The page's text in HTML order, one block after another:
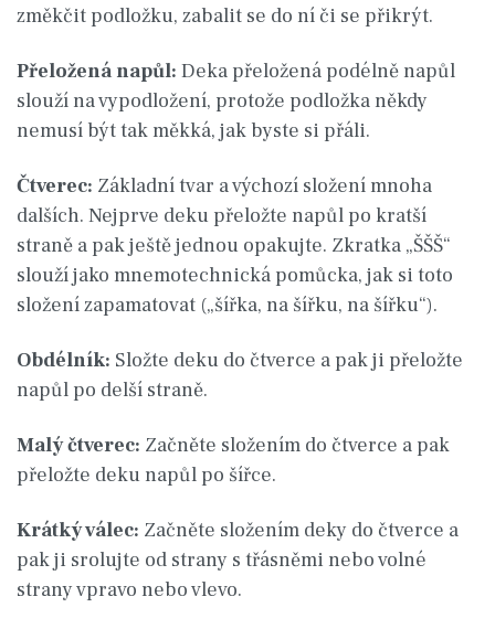
změkčit podložku, zabalit se do ní či se přikrýt.
Přeložená napůl: Deka přeložená podélně napůl
slouží na vypodložení, protože podložka někdy
nemusí být tak měkká, jak byste si přáli.
Čtverec: Základní tvar a výchozí složení mnoha
dalších. Nejprve deku přeložte napůl po kratší
straně a pak ještě jednou opakujte. Zkratka „ŠŠŠ“
slouží jako mnemotechnická pomůcka, jak si toto
složení zapamatovat („šířka, na šířku, na šířku“).
Obdélník: Složte deku do čtverce a pak ji přeložte
napůl po delší straně.
Malý čtverec: Začněte složením do čtverce a pak
přeložte deku napůl po šířce.
Krátký válec: Začněte složením deky do čtverce a
pak ji srolujte od strany s třásněmi nebo volné
strany vpravo nebo vlevo.